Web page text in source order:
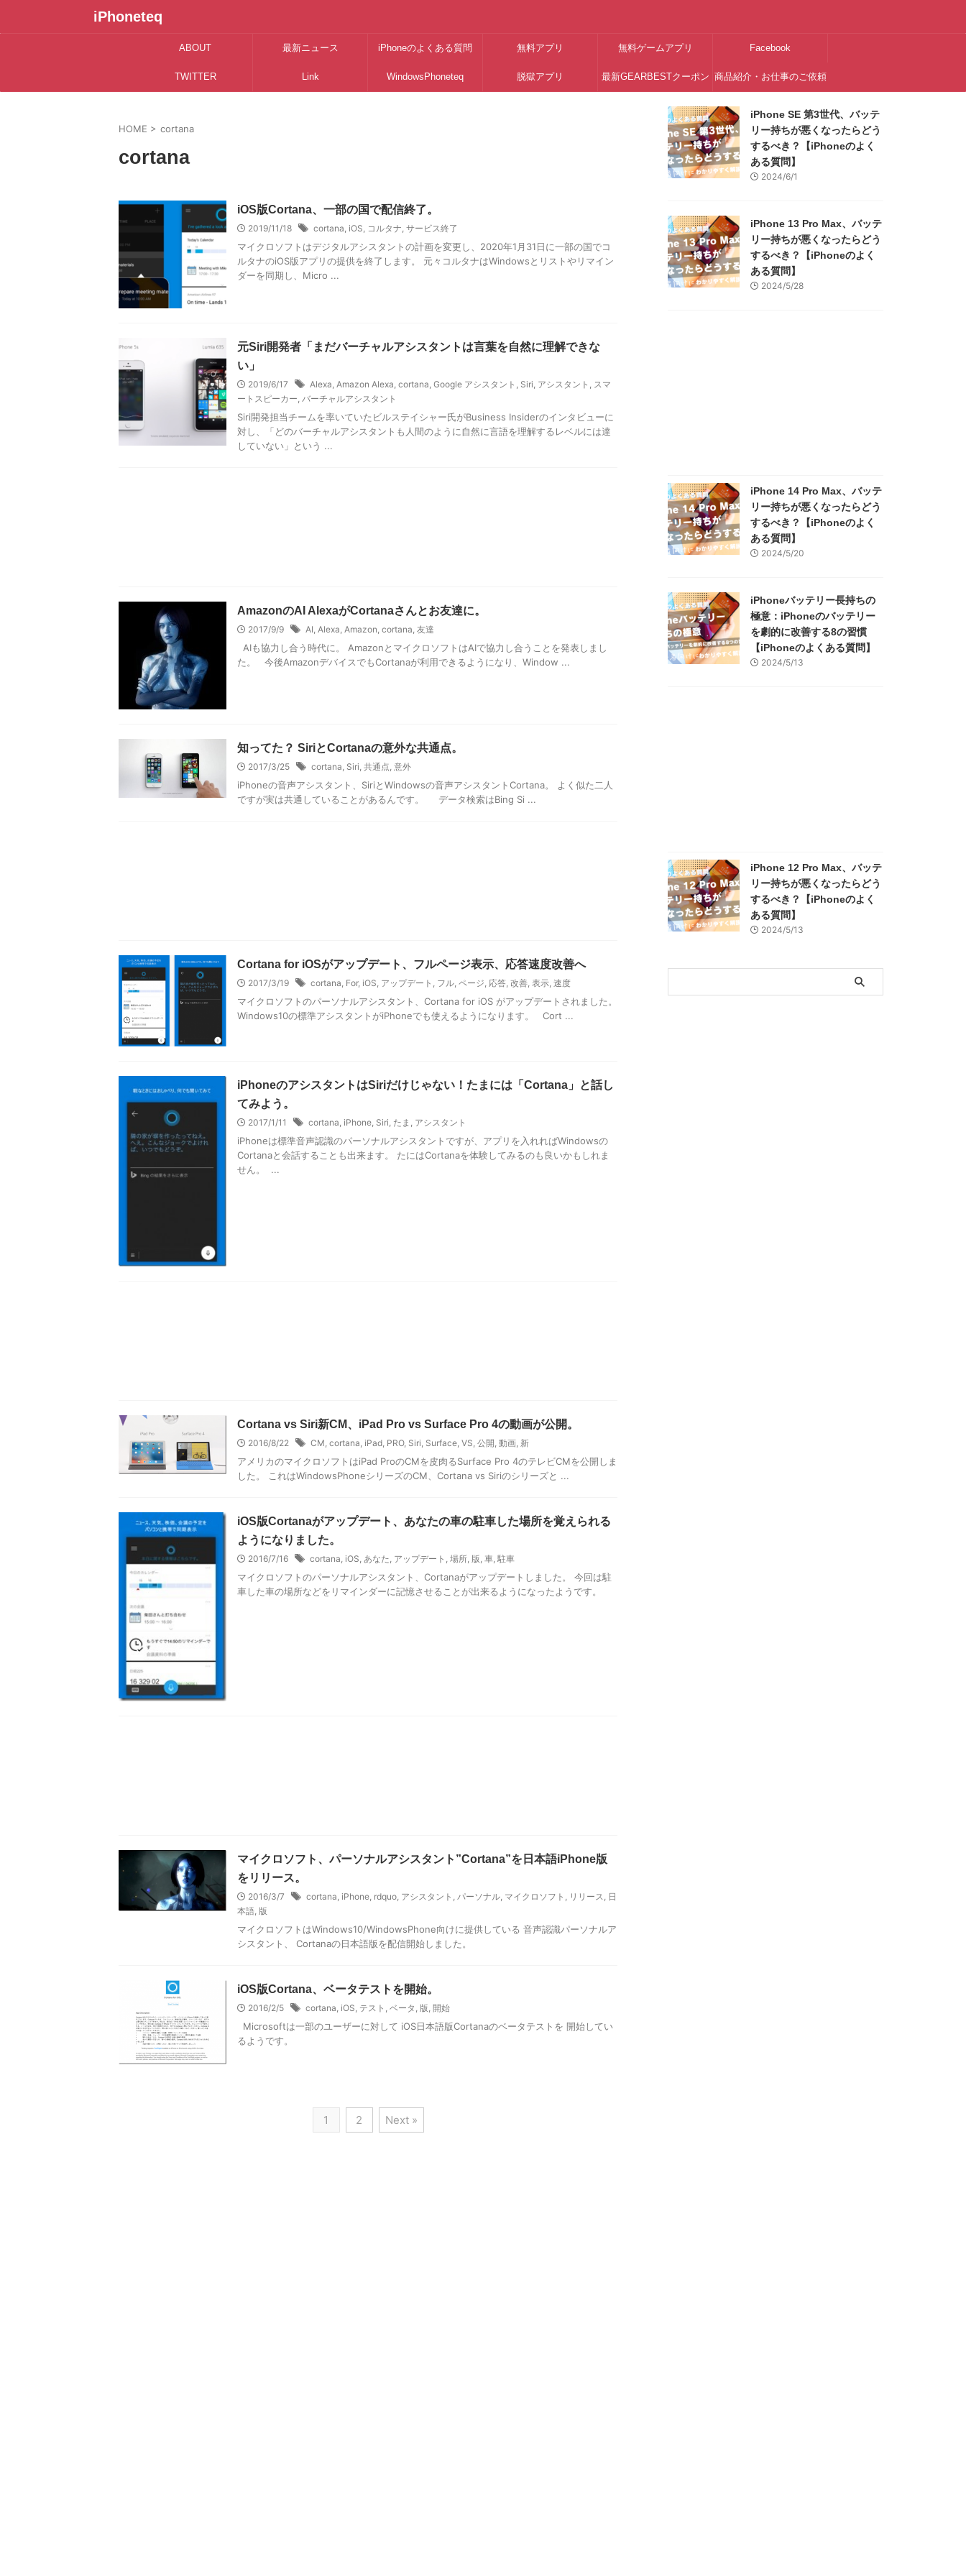
iPhoneteq
ABOUT 最新ニュース iPhoneのよくある質問 無料アプリ 無料ゲームアプリ Facebook
TWITTER Link WindowsPhoneteq 脱獄アプリ 最新GEARBESTクーポン 商品紹介・お仕事のご依頼
HOME > cortana
cortana
iOS版Cortana、一部の国で配信終了。
2019/11/18 cortana, iOS, コルタナ, サービス終了
マイクロソフトはデジタルアシスタントの計画を変更し、2020年1月31日に一部の国でコ
ルタナのiOS版アプリの提供を終了します。 元々コルタナはWindowsとリストやリマイン
ダーを同期し、Micro ...
元Siri開発者「まだバーチャルアシスタントは言葉を自然に理解できな
い」
2019/6/17 Alexa, Amazon Alexa, cortana, Google アシスタント , Siri, アシスタント , スマ
ートスピーカー, バーチャルアシスタント
Siri開発担当チームを率いていたビルステイシャー氏がBusiness Insiderのインタビューに
対し、「どのバーチャルアシスタントも人間のように自然に言語を理解するレベルには達
していない」という ...
AmazonのAI AlexaがCortanaさんとお友達に。
2017/9/9 AI, Alexa, Amazon, cortana, 友達
AIも協力し合う時代に。 AmazonとマイクロソフトはAIで協力し合うことを発表しまし
た。 今後AmazonデバイスでもCortanaが利用できるようになり、Window ...
知ってた？ SiriとCortanaの意外な共通点。
2017/3/25 cortana, Siri, 共通点, 意外
iPhoneの音声アシスタント、SiriとWindowsの音声アシスタントCortana。 よく似た二人
ですが実は共通していることがあるんです。 データ検索はBing Si ...
Cortana for iOSがアップデート、フルページ表示、応答速度改善へ
2017/3/19 cortana, For, iOS, アップデート , フル, ページ, 応答, 改善, 表示, 速度
マイクロソフトのパーソナルアシスタント、Cortana for iOS がアップデートされました。
Windows10の標準アシスタントがiPhoneでも使えるようになります。 Cort ...
iPhoneのアシスタントはSiriだけじゃない！たまには「Cortana」と話し
てみよう。
2017/1/11 cortana, iPhone, Siri, たま , アシスタント
iPhoneは標準音声認識のパーソナルアシスタントですが、アプリを入れればWindowsの
Cortanaと会話することも出来ます。 たにはCortanaを体験してみるのも良いかもしれま
せん。  ...
Cortana vs Siri新CM、iPad Pro vs Surface Pro 4の動画が公開。
2016/8/22 CM cortana iPad PRO, Siri Surface VS 公開 動画 新
アメリカのマイクロソフトはiPad ProのCMを皮肉るSurface Pro 4のテレビCMを公開しま
した。 これはWindowsPhoneシリーズのCM、Cortana vs Siriのシリーズと ...
iOS版Cortanaがアップデート、あなたの車の駐車した場所を覚えられる
ようになりました。
2016/7/16 cortana iOS あなた アップデート 場所 版 車 駐車
マイクロソフトのパーソナルアシスタント、Cortanaがアップデートしました。 今回は駐
車した車の場所などをリマインダーに記憶させることが出来るようになったようです。
マイクロソフト、パーソナルアシスタント”Cortana”を日本語iPhone版
をリリース。
2016/3/7 cortana, iPhone, rdquo, アシスタント , パーソナル, マイクロソフト , リリース, 日
本語, 版
マイクロソフトはWindows10/WindowsPhone向けに提供している 音声認識パーソナルア
シスタント、 Cortanaの日本語版を配信開始しました。
iOS版Cortana、ベータテストを開始。
2016/2/5 cortana, iOS, テスト , ベータ , 版, 開始
Microsoftは一部のユーザーに対して iOS日本語版Cortanaのベータテストを 開始してい
るようです。
1 2 Next »
iPhone SE 第3世代、バッテ
リー持ちが悪くなったらどう
するべき？【iPhoneのよく
ある質問】
2024/6/1
iPhone 13 Pro Max、バッテ
リー持ちが悪くなったらどう
するべき？【iPhoneのよく
ある質問】
2024/5/28
iPhone 14 Pro Max、バッテ
リー持ちが悪くなったらどう
するべき？【iPhoneのよく
ある質問】
2024/5/20
iPhoneバッテリー長持ちの
極意：iPhoneのバッテリー
を劇的に改善する8の習慣
【iPhoneのよくある質問】
2024/5/13
iPhone 12 Pro Max、バッテ
リー持ちが悪くなったらどう
するべき？【iPhoneのよく
ある質問】
2024/5/13